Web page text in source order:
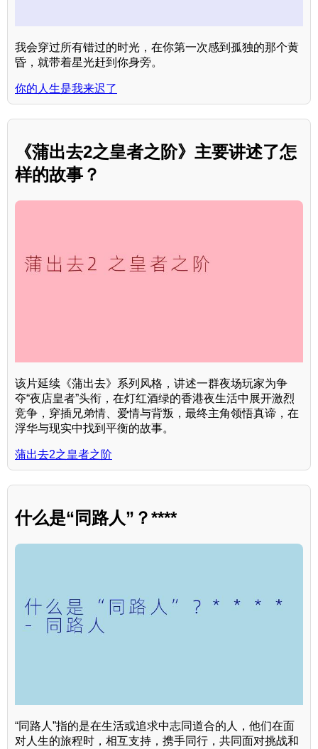
我会穿过所有错过的时光，在你第一次感到孤独的那个黄
昏，就带着星光赶到你身旁。
你的人生是我来迟了
《蒲出去2之皇者之阶》主要讲述了怎
样的故事？
该片延续《蒲出去》系列风格，讲述一群夜场玩家为争
夺“夜店皇者”头衔，在灯红酒绿的香港夜生活中展开激烈
竞争，穿插兄弟情、爱情与背叛，最终主角领悟真谛，在
浮华与现实中找到平衡的故事。
蒲出去2之皇者之阶
什么是“同路人”？****
“同路人”指的是在生活或追求中志同道合的人，他们在面
对人生的旅程时，相互支持，携手同行，共同面对挑战和